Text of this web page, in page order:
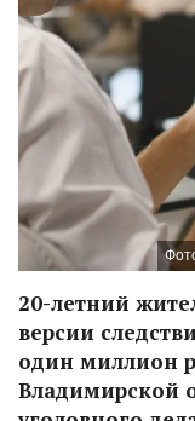
20-летний
версии
один миллион
Владимирской